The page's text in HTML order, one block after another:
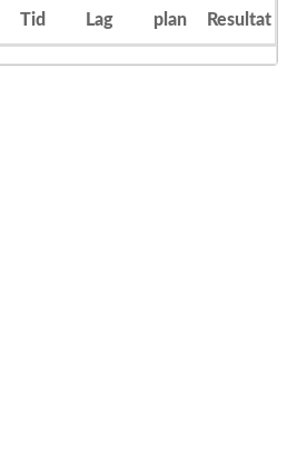
Tid Lag plan Resultat